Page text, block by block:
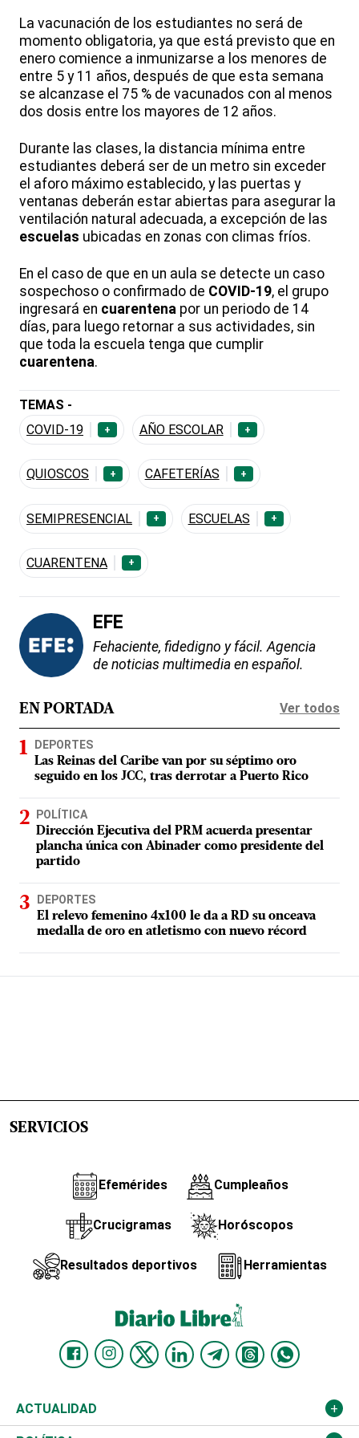
La vacunación de los estudiantes no será de
momento obligatoria, ya que está previsto que en
enero comience a inmunizarse a los menores de
entre 5 y 11 años, después de que esta semana
se alcanzase el 75 % de vacunados con al menos
dos dosis entre los mayores de 12 años.
Durante las clases, la distancia mínima entre
estudiantes deberá ser de un metro sin exceder
el aforo máximo establecido, y las puertas y
ventanas deberán estar abiertas para asegurar la
ventilación natural adecuada, a excepción de las
escuelas ubicadas en zonas con climas fríos.
En el caso de que en un aula se detecte un caso
sospechoso o confirmado de COVID-19, el grupo
ingresará en cuarentena por un periodo de 14
días, para luego retornar a sus actividades, sin
que toda la escuela tenga que cumplir
cuarentena.
TEMAS -
COVID-19
+ AÑO ESCOLAR +
QUIOSCOS + CAFETERÍAS +
SEMIPRESENCIAL + ESCUELAS +
CUARENTENA +
EFE
Fehaciente, fidedigno y fácil. Agencia
de noticias multimedia en español.
EN PORTADA Ver todos
DEPORTES
Las Reinas del Caribe van por su séptimo oro
seguido en los JCC, tras derrotar a Puerto Rico
POLÍTICA
Dirección Ejecutiva del PRM acuerda presentar
plancha única con Abinader como presidente del
partido
DEPORTES
El relevo femenino 4x100 le da a RD su onceava
medalla de oro en atletismo con nuevo récord
SERVICIOS
Efemérides Cumpleaños
Crucigramas Horóscopos
Resultados deportivos Herramientas
ACTUALIDAD